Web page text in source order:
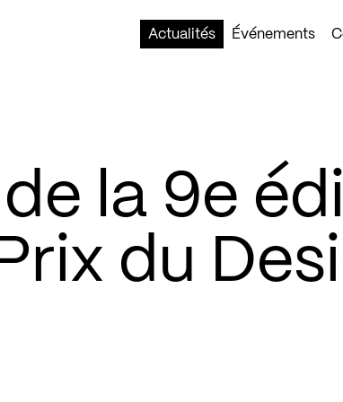
Actualités
Événements
la 9e
du